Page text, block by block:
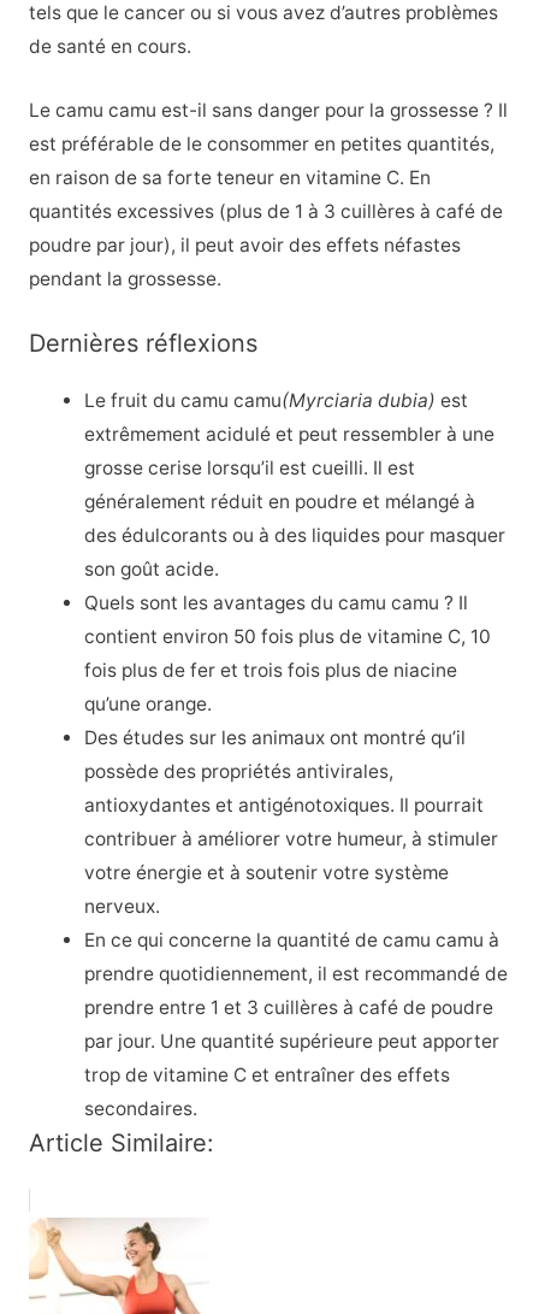
tels que le cancer ou si vous avez d’autres problèmes
de santé en cours.
Le camu camu est-il sans danger pour la grossesse ? Il
est préférable de le consommer en petites quantités,
en raison de sa forte teneur en vitamine C. En
quantités excessives (plus de 1 à 3 cuillères à café de
poudre par jour), il peut avoir des effets néfastes
pendant la grossesse.
Dernières réflexions
Le fruit du camu camu(Myrciaria dubia) est
extrêmement acidulé et peut ressembler à une
grosse cerise lorsqu’il est cueilli. Il est
généralement réduit en poudre et mélangé à
des édulcorants ou à des liquides pour masquer
son goût acide.
Quels sont les avantages du camu camu ? Il
contient environ 50 fois plus de vitamine C, 10
fois plus de fer et trois fois plus de niacine
qu’une orange.
Des études sur les animaux ont montré qu’il
possède des propriétés antivirales,
antioxydantes et antigénotoxiques. Il pourrait
contribuer à améliorer votre humeur, à stimuler
votre énergie et à soutenir votre système
nerveux.
En ce qui concerne la quantité de camu camu à
prendre quotidiennement, il est recommandé de
prendre entre 1 et 3 cuillères à café de poudre
par jour. Une quantité supérieure peut apporter
trop de vitamine C et entraîner des effets
secondaires.
Article Similaire: